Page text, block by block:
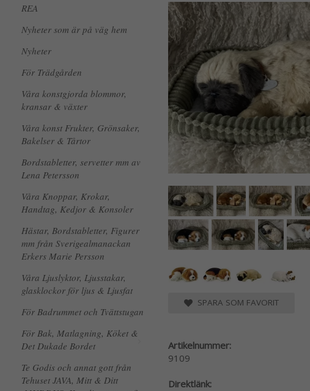
REA
Nyheter som är på väg hem
Nyheter
För Trädgården
Våra konstgjorda blommor,
kransar & växter
Våra konst Frukter, Grönsaker,
Bakelser & Tårtor
Bordstabletter, servetter mm av
Lena Petersson
Våra Knoppar, Krokar,
Handtag, Kedjor & Konsoler
Hästar, Bordstabletter, Figurer
mm från Sverigealmanackan
Erkers Marie Persson
Våra Ljuslyktor, Ljusstakar,
glasklockor för ljus & Ljusfat
För Badrummet och Tvättstugan
För Bak, Matlagning, Köket &
Det Dukade Bordet
Te Godis och annat gott från
Tehuset JAVA, Mitt & Ditt
SPARA SOM FAVORIT
Artikelnummer:
9109
Direktlänk: